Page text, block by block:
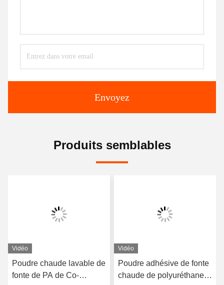
Envoyez
Produits semblables
Vidéo
Poudre chaude lavable de
fonte de PA de Co-
Vidéo
Poudre adhésive de fonte
chaude de polyuréthane